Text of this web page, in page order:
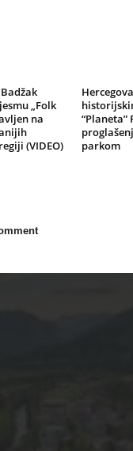
„Folk
na
(VIDEO)
“Planeta”
parkom